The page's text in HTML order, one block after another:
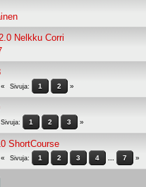
Nelkku Corri
Sivuja 1 2
Sivuja 1 2 3
ShortCourse
Sivuja 1 2 3 4 7